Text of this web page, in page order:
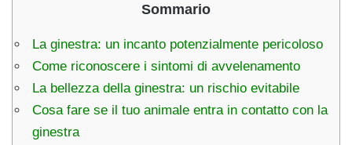
Sommario
La ginestra: un incanto potenzialmente pericoloso
Come riconoscere i sintomi di avvelenamento
La bellezza della ginestra: un rischio evitabile
Cosa fare se il tuo animale entra in contatto con la
ginestra